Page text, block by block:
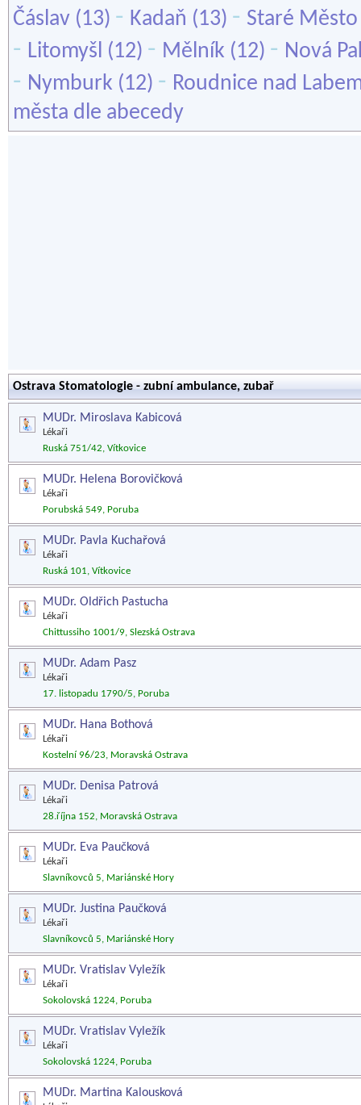
Čáslav (13) - Kadaň (13) - Staré Město
- Litomyšl (12) - Mělník (12) - Nová
- Nymburk (12) - Roudnice nad
města dle abecedy
Ostrava Stomatologie - zubní ambulance, zubař
MUDr. Miroslava Kabicová
Lékaři
Ruská 751/42, Vítkovice
MUDr. Helena Borovičková
Lékaři
Porubská 549, Poruba
MUDr. Pavla Kuchařová
Lékaři
Ruská 101, Vítkovice
MUDr. Oldřich Pastucha
Lékaři
Chittussiho 1001/9, Slezská Ostrava
MUDr. Adam Pasz
Lékaři
17. listopadu 1790/5, Poruba
MUDr. Hana Bothová
Lékaři
Kostelní 96/23, Moravská Ostrava
MUDr. Denisa Patrová
Lékaři
28.října 152, Moravská Ostrava
MUDr. Eva Paučková
Lékaři
Slavníkovců 5, Mariánské Hory
MUDr. Justina Paučková
Lékaři
Slavníkovců 5, Mariánské Hory
MUDr. Vratislav Vyležík
Lékaři
Sokolovská 1224, Poruba
MUDr. Vratislav Vyležík
Lékaři
Sokolovská 1224, Poruba
MUDr. Martina Kalousková